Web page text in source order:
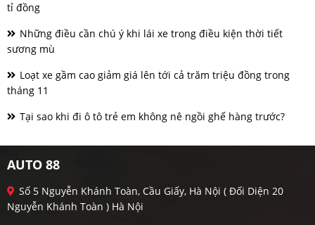
tỉ đồng
Những điều cần chú ý khi lái xe trong điều kiện thời tiết
sương mù
Loạt xe gầm cao giảm giá lên tới cả trăm triệu đồng trong
tháng 11
Tại sao khi đi ô tô trẻ em không nê ngồi ghế hàng trước?
AUTO 88
Số 5 Nguyễn Khánh Toàn, Cầu Giấy, Hà Nội ( Đối Diện 20
Nguyễn Khánh Toàn ) Hà Nội